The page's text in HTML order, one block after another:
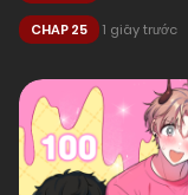
CHAP 25 1 giây trước